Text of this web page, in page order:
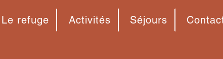
Le refuge Activités Séjours